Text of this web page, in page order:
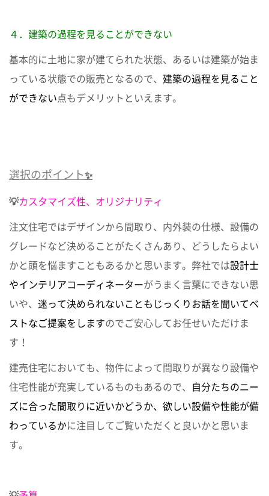
４．建築の過程を見ることができない
基本的に土地に家が建てられた状態、あるいは建築が始ま
っている状態での販売となるので、 建築の過程を見ること
ができない点もデメリットといえます。
選択のポイント✨
💡カスタマイズ性、オリジナリティ
注文住宅ではデザインから間取り、内外装の仕様、設備の
グレードなど決めることがたくさんあり、どうしたらよい
かと頭を悩ますこともあるかと思います。弊社では設計士
やインテリアコーディネーターがうまく言葉にできない思
いや、 迷って決められないこともじっくりお話を聞いてベ
ストなご提案をしますのでご安心してお任せいただけま
す！
建売住宅においても、物件によって間取りが異なり設備や
住宅性能が充実しているものもあるので、 自分たちのニー
ズに合った間取りに近いかどうか、欲しい設備や性能が備
わっているかに注目してご覧いただくと良いかと思いま
す。